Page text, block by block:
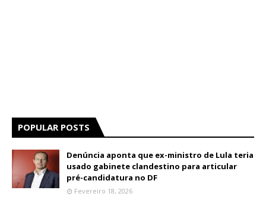
POPULAR POSTS
Denúncia aponta que ex-ministro de Lula teria
usado gabinete clandestino para articular
pré-candidatura no DF
Fevereiro 18, 2026